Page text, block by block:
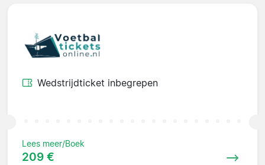
Wedstrijdticket inbegrepen
Lees meer/Boek
209 €